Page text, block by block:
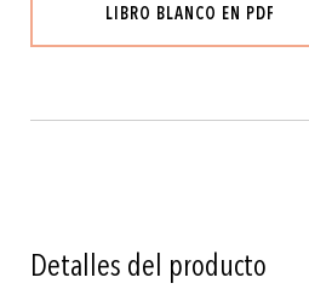
LIBRO BLANCO EN PDF
Detalles del producto